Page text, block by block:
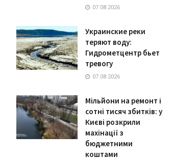
07.08.2026
Украинские реки
теряют воду:
Гидрометцентр бьет
тревогу
07.08.2026
Мільйони на ремонт і
сотні тисяч збитків: у
Києві розкрили
махінації з
бюджетними
коштами